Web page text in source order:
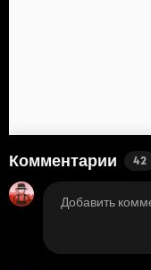
Комментарии 42